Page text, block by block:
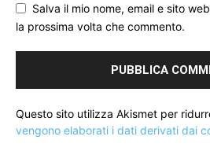
Salva il mio nome, email e sito
la prossima volta che commento.
Questo sito utilizza Akismet per
vengono elaborati i dati derivati dai